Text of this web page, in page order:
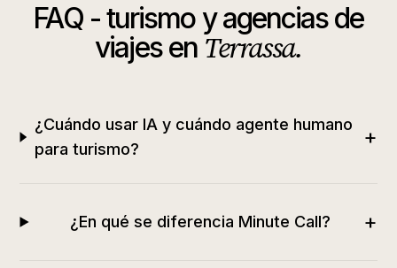
FAQ -turismo y agencias de
viajesenTerrassa.
¿Cuándo usar IA y cuándo agente humano
para turismo?
+
¿En qué se diferencia Minute Call? +